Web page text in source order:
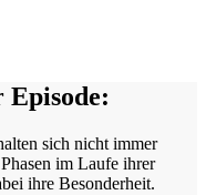
Episode:
sich nicht immer
im Laufe ihrer
ihre Besonderheit.